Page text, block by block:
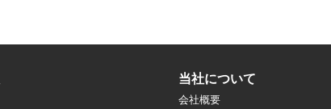
当社について
会社概要